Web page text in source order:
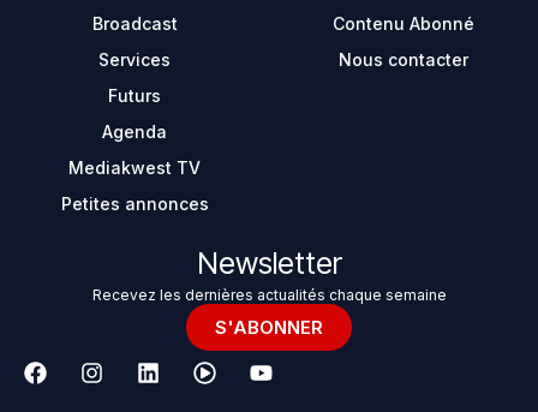
Broadcast
Services
Futurs
Agenda
Mediakwest TV
Petites annonces
Contenu Abonné
Nous contacter
Newsletter
Recevez les dernières actualités chaque semaine
S'ABONNER